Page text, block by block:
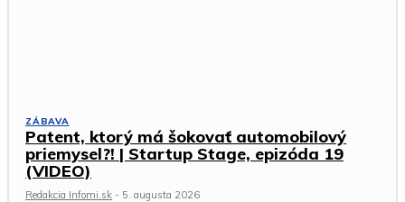
ZÁBAVA
Patent, ktorý má šokovať automobilový
priemysel?! | Startup Stage, epizóda 19
(VIDEO)
Redakcia Infomi.sk - 5. augusta 2026